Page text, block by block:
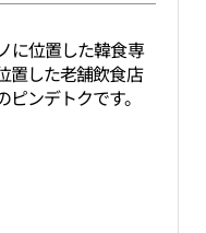
に位置した韓食専
置した老舗飲食店
ンデトクです。